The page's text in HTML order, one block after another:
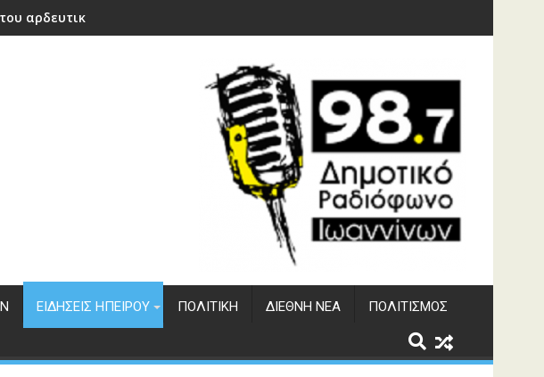
αρδευτικού φράγματος Αώου
ΕΙΔΉΣΕΙΣ ΗΠΕΊΡΟΥ ΠΟΛΙΤΙΚΉ ΔΙΕΘΝΉ ΝΈΑ ΠΟΛΙΤΙΣΜΌΣ